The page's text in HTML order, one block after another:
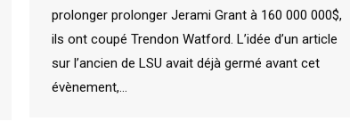
prolonger prolonger Jerami Grant à 160 000 000$,
ils ont coupé Trendon Watford. L’idée d’un article
sur l’ancien de LSU avait déjà germé avant cet
évènement,…